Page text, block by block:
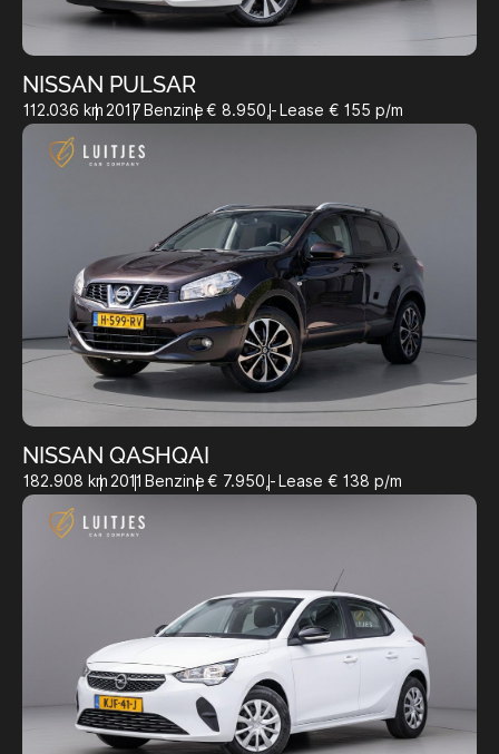
NISSAN PULSAR
112.036 km 2017 Benzine€ 8.950,- Lease € 155 p/m
NISSAN QASHQAI
182.908 km2011 Benzine€ 7.950,- Lease € 138 p/m